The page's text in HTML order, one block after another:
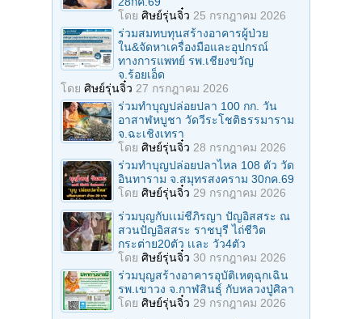
โดย ศิษย์รุ่นจิ๋ว 25 กรกฎาคม 2026
ร่วมสมทบทุนสร้างอาคารผู้ป่วย
ใน&จัดหาเครื่องมือและอุปกรณ์
ทางการแพทย์ รพ.เชียงขวัญ
จ.ร้อยเอ็ด
โดย ศิษย์รุ่นจิ๋ว 27 กรกฎาคม 2026
ร่วมทําบุญปล่อยปลา 100 กก. วัน
อาสาฬหบูชา วัดวีระโชติธรรมาราม
จ.ฉะเชิงเทรา
โดย ศิษย์รุ่นจิ๋ว 28 กรกฎาคม 2026
ร่วมทําบุญปล่อยปลาไหล 108 ตัว วัด
อินทาราม จ.สมุทรสงคราม 30กค.69
โดย ศิษย์รุ่นจิ๋ว 29 กรกฎาคม 2026
ร่วมบุญกับเเม่ชีภิรญา ปัญอิสสระ ณ
สวนปัญอิสสระ ราชบุรี ไถ่ชีวิต
กระต่าย20ตัว เเละ วัว4ตัว
โดย ศิษย์รุ่นจิ๋ว 30 กรกฎาคม 2026
ร่วมบุญสร้างอาคารอุบัติเหตุฉุกเฉิน
รพ.เขาวง จ.กาฬสินธุ์ กับหลวงปู่ศิลา
โดย ศิษย์รุ่นจิ๋ว 29 กรกฎาคม 2026